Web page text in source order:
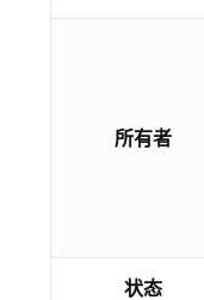
所有者
状态